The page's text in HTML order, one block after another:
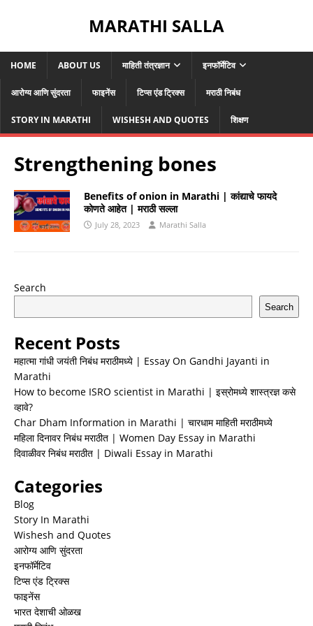
MARATHI SALLA
HOME ABOUT US माहिती तंत्रज्ञान इनफॉर्मेटिव
आरोग्य आणि सुंदरता फाइनेंस टिप्स एंड ट्रिक्स मराठी निबंध
STORY IN MARATHI WISHESH AND QUOTES शिक्षण
Strengthening bones
Benefits of onion in Marathi | कांद्याचे फायदे
कोणते आहेत | मराठी सल्ला
July 28, 2023 Marathi Salla
Search
Search
Recent Posts
महात्मा गांधी जयंती निबंध मराठीमध्ये | Essay On Gandhi Jayanti in
Marathi
How to become ISRO scientist in Marathi | इस्रोमध्ये शास्त्रज्ञ कसे
व्हावे?
Char Dham Information in Marathi | चारधाम माहिती मराठीमध्ये
महिला दिनावर निबंध मराठीत | Women Day Essay in Marathi
दिवाळीवर निबंध मराठीत | Diwali Essay in Marathi
Categories
Blog
Story In Marathi
Wishesh and Quotes
आरोग्य आणि सुंदरता
इनफॉर्मेटिव
टिप्स एंड ट्रिक्स
फाइनेंस
भारत देशाची ओळख